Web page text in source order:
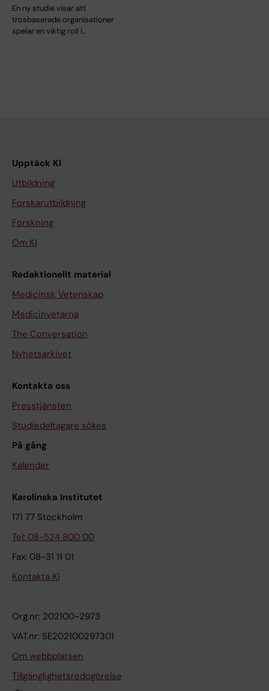
En ny studie visar att
trosbaserade organisationer
spelar en viktig roll i…
Upptäck KI
Utbildning
Forskarutbildning
Forskning
Om KI
Redaktionellt material
Medicinsk Vetenskap
Medicinvetarna
The Conversation
Nyhetsarkivet
Kontakta oss
Presstjänsten
Studiedeltagare sökes
På gång
Kalender
Karolinska Institutet
171 77 Stockholm
Tel: 08-524 800 00
Fax: 08-31 11 01
Kontakta KI
Org.nr: 202100-2973
VAT.nr: SE202100297301
Om webbplatsen
Tillgänglighetsredogörelse